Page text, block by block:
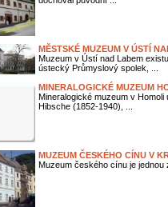
MĚSTSKÉ MUZEUM V ÚSTÍ
Muzeum v Ústí nad Labem
ústecký Průmyslový spolek, ...
MINERALOGICKÉ MUZEUM
Mineralogické muzeum v
Hibsche (1852-1940), ...
MUZEUM ČESKÉHO CÍNU V
Muzeum českého cínu je